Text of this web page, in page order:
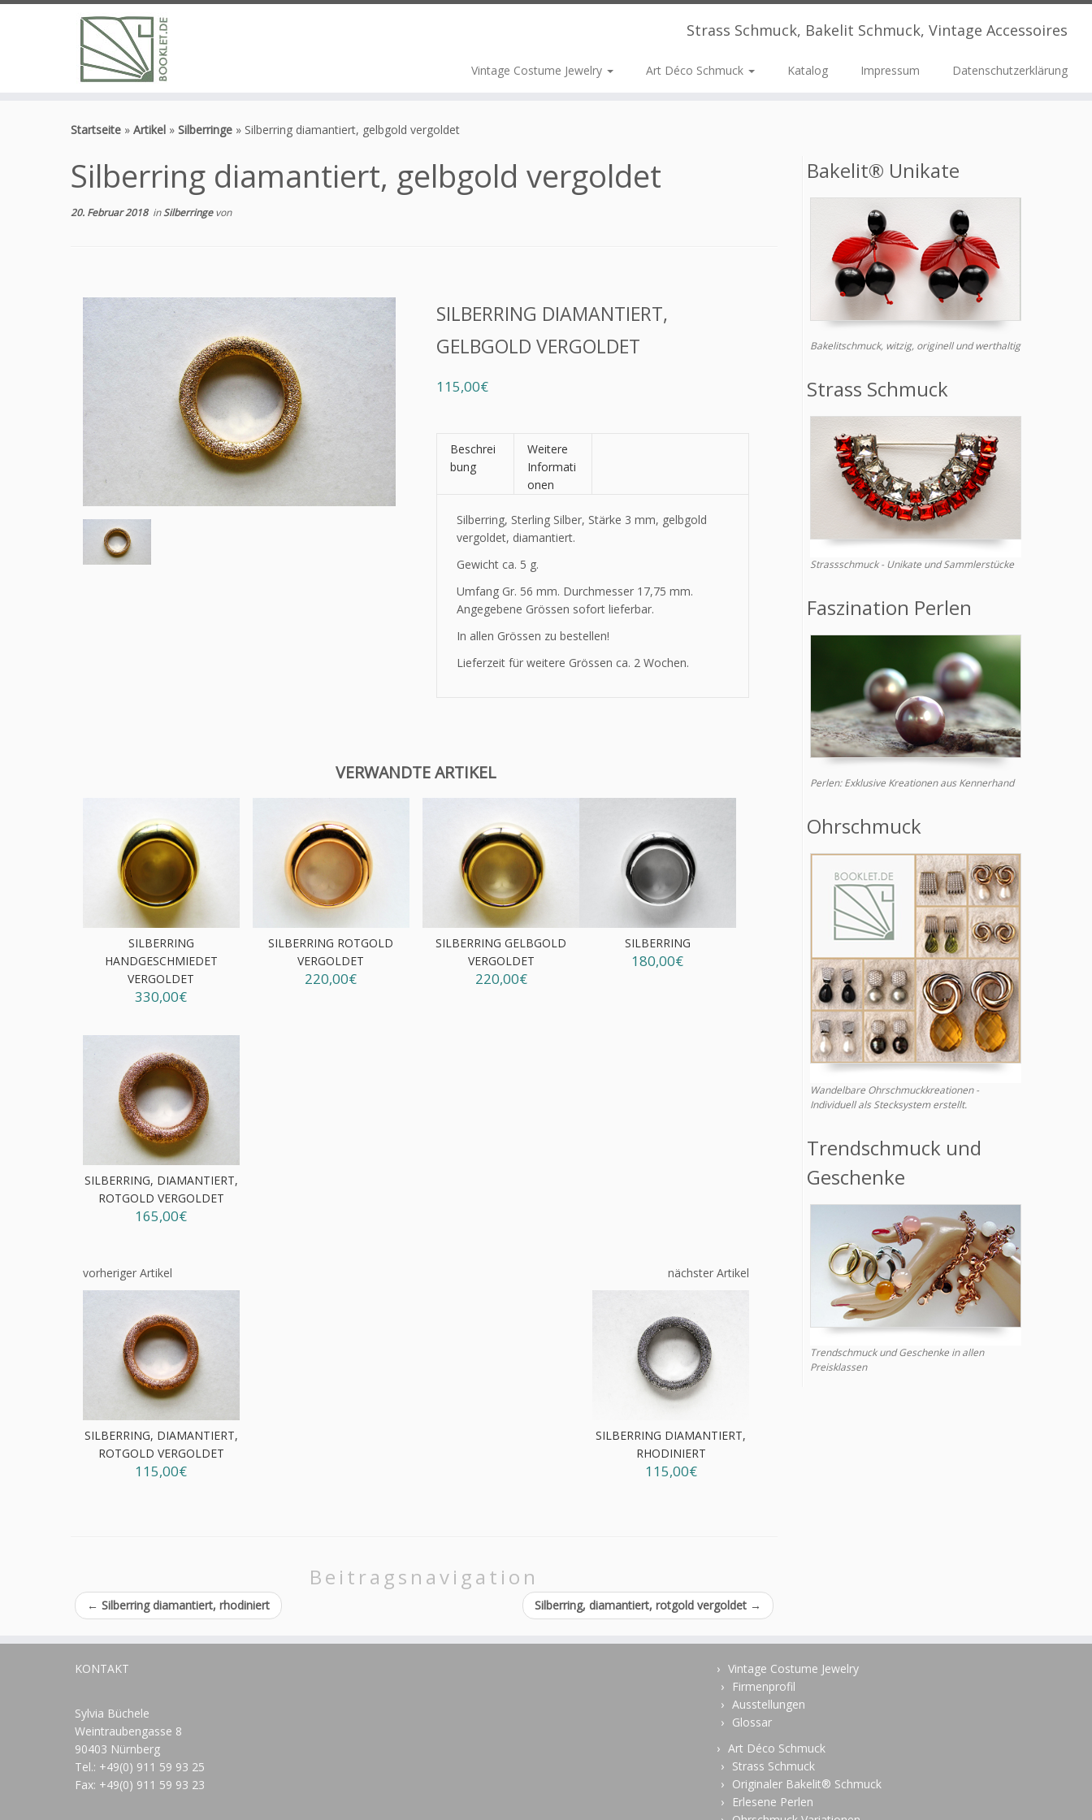
Strass Schmuck, Bakelit Schmuck, Vintage Accessoires
Vintage Costume Jewelry Art Déco Schmuck Katalog Impressum Datenschutzerklärung
Startseite » Artikel » Silberringe » Silberring diamantiert, gelbgold vergoldet
Silberring diamantiert, gelbgold vergoldet
20. Februar 2018inSilberringevon
SILBERRING DIAMANTIERT,
GELBGOLD VERGOLDET
115,00€
Beschrei
bung
Weitere
Informati
onen
Silberring, Sterling Silber, Stärke 3 mm, gelbgold
vergoldet, diamantiert.
Gewicht ca. 5 g.
Umfang Gr. 56 mm. Durchmesser 17,75 mm.
Angegebene Grössen sofort lieferbar.
In allen Grössen zu bestellen!
Lieferzeit für weitere Grössen ca. 2 Wochen.
VERWANDTE ARTIKEL
SILBERRING
HANDGESCHMIEDET
VERGOLDET
330,00€
SILBERRING ROTGOLD
VERGOLDET
220,00€
SILBERRING GELBGOLD
VERGOLDET
220,00€
SILBERRING
180,00€
SILBERRING, DIAMANTIERT,
ROTGOLD VERGOLDET
165,00€
vorheriger Artikel
SILBERRING, DIAMANTIERT,
ROTGOLD VERGOLDET
115,00€
nächster Artikel
SILBERRING DIAMANTIERT,
RHODINIERT
115,00€
Beitragsnavigation
← Silberring diamantiert, rhodiniert Silberring, diamantiert, rotgold vergoldet →
Bakelit® Unikate
Bakelitschmuck, witzig, originell und werthaltig
Strass Schmuck
Strassschmuck - Unikate und Sammlerstücke
Faszination Perlen
Perlen: Exklusive Kreationen aus Kennerhand
Ohrschmuck
Wandelbare Ohrschmuckkreationen -
Individuell als Stecksystem erstellt.
Trendschmuck und
Geschenke
Trendschmuck und Geschenke in allen
Preisklassen
KONTAKT
Sylvia Büchele
Weintraubengasse 8
90403 Nürnberg
Tel.: +49(0) 911 59 93 25
Fax: +49(0) 911 59 93 23
Vintage Costume Jewelry
Firmenprofil
Ausstellungen
Glossar
Art Déco Schmuck
Strass Schmuck
Originaler Bakelit® Schmuck
Erlesene Perlen